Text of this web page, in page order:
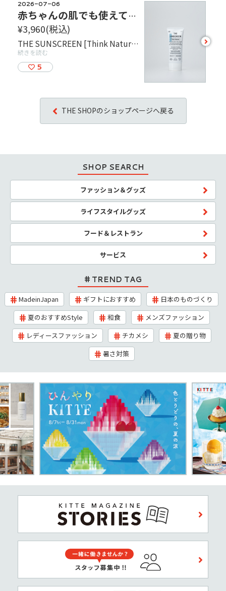
2026-07-06
赤ちゃんの肌でも使えて保湿力抜群の日焼け止め「THE SUNSCREEN」
¥3,960(税込)
THE SUNSCREEN [Think Nature] 6種の精油の香りに包まれる日焼け止め。 シアバター、ホホバオイル、馬油が配合されているため、しっとりとした塗り心地でスキンケア感覚で使えるのにせっけん落ちという手軽さ。 また防腐剤や紫外線吸収剤を使っておらす、アルコールも不使用なので毎日使っても肌への負担が少なく、赤ちゃんや肌の弱い人でも使うことができます。 まずは試してみたい、というお客様にはトライアルパック（容量2g/¥165）もご用意しています。
続きを読む
5
see
more
THE SHOPのショップページへ戻る
SHOP SEARCH
ファッション＆グッズ
ライフスタイルグッズ
フード＆レストラン
サービス
TREND TAG
MadeinJapan ギフトにおすすめ
日本のものづくり
夏のおすすめStyle
和食
メンズファッション
レディースファッション
チカメシ
夏の贈り物
暑さ対策